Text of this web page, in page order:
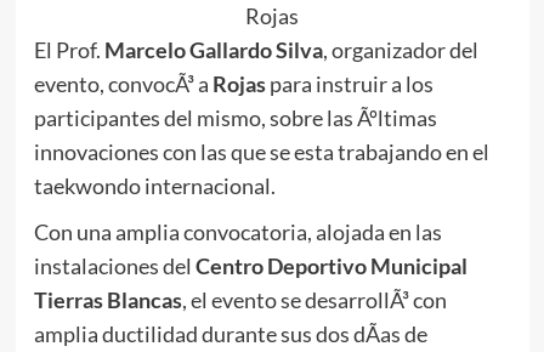
El Prof. Marcelo Gallardo Silva, organizador del
evento, convocÃ³ a Rojaspara instruir a los
participantes del mismo, sobre las Ãºltimas
innovaciones con las que se esta trabajando en el
taekwondo internacional.
Con una amplia convocatoria, alojada en las
instalaciones del Centro Deportivo Municipal
Tierras Blancas, el evento se desarrollÃ³ con
amplia ductilidad durante sus dos dÃ­as de